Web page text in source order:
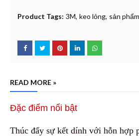
Product Tags: 3M keo lỏng sản phẩm
READ MORE »
Đặc điểm nổi bật
Thúc đẩy sự kết dính với hỗn hợp